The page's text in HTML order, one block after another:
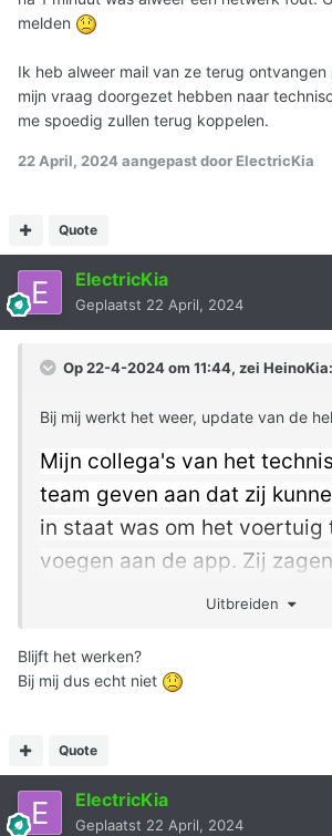
melden
Ik heb alweer mail van ze terug
mijn vraag doorgezet hebben naar
me spoedig zullen terug koppelen.
22 April, 2024aangepast door ElectricKia
Quote
ElectricKia
Geplaatst 22 April, 2024
Op 22-4-2024 om 11:44, zei HeinoKia:
Bij mij werkt het weer, update van de
Mijn collega's van het
team geven aan dat zij
in staat was om het voertuig
voegen aan de app. Zij
dat de laatste
niet bereikten. Zij hebben
gevraagd om de SIM
Wij willen jou vragen om een
van de head unit uit te
Uitbreiden
Blijft het werken?
Bij mij dus echt niet
Quote
ElectricKia
Geplaatst 22 April, 2024